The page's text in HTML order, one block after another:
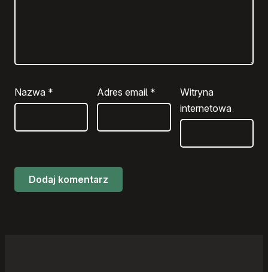
Nazwa * Adres email *
Witryna
internetowa